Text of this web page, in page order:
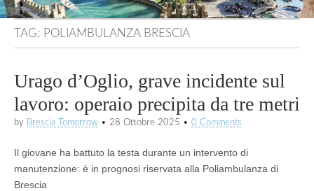
TAG: POLIAMBULANZA BRESCIA
Urago d’Oglio, grave incidente sul
lavoro: operaio precipita da tre metri
by Brescia Tomorrow • 28 Ottobre 2025 • 0 Comments
Il giovane ha battuto la testa durante un intervento di
manutenzione: è in prognosi riservata alla Poliambulanza di
Brescia